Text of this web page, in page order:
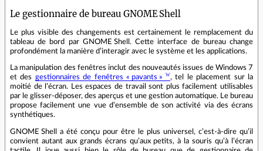
Le gestionnaire de bureau GNOME Shell
Le plus visible des changements est certainement le remplacement du
tableau de bord par GNOME Shell. Cette interface de bureau change
profondément la manière d’interagir avec le système et les applications.
La manipulation des fenêtres inclut des nouveautés issues de Windows 7
et des gestionnaires de fenêtres « pavants »
, tel le placement sur la
moitié de l’écran. Les espaces de travail sont plus facilement utilisables
par le glisser-déposer, des aperçus et une gestion automatique. Le bureau
propose facilement une vue d’ensemble de son activité via des écrans
synthétiques.
GNOME Shell a été conçu pour être le plus universel, c’est‐à‐dire qu’il
convient autant aux grands écrans qu’aux petits, à la souris qu’à l’écran